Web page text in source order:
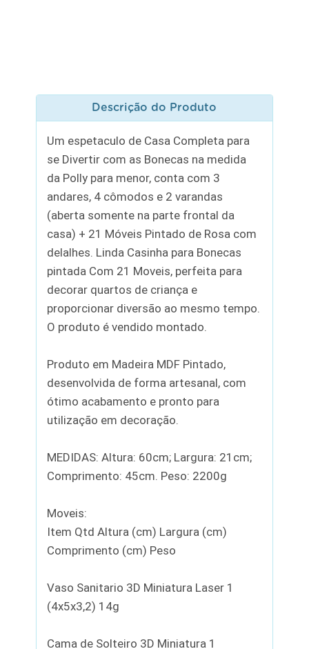
Descrição do Produto
Um espetaculo de Casa Completa para
se Divertir com as Bonecas na medida
da Polly para menor, conta com 3
andares, 4 cômodos e 2 varandas
(aberta somente na parte frontal da
casa) + 21 Móveis Pintado de Rosa com
delalhes. Linda Casinha para Bonecas
pintada Com 21 Moveis, perfeita para
decorar quartos de criança e
proporcionar diversão ao mesmo tempo.
O produto é vendido montado.
Produto em Madeira MDF Pintado,
desenvolvida de forma artesanal, com
ótimo acabamento e pronto para
utilização em decoração.
MEDIDAS: Altura: 60cm; Largura: 21cm;
Comprimento: 45cm. Peso: 2200g
Moveis:
Item Qtd Altura (cm) Largura (cm)
Comprimento (cm) Peso
Vaso Sanitario 3D Miniatura Laser 1
(4x5x3,2) 14g
Cama de Solteiro 3D Miniatura 1